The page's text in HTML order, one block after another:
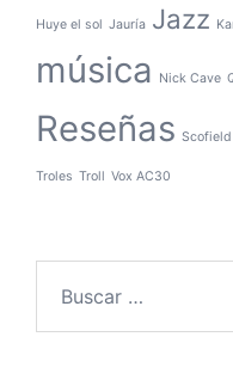
Huye el sol Jauría Jazz
música Nick Cave
Reseñas Scofield
Troles Troll Vox AC30